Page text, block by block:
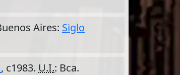
Aires: Siglo
, c1983. U.I.: Bca.